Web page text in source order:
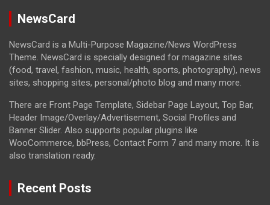
NewsCard
NewsCard is a Multi-Purpose Magazine/News WordPress
Theme. NewsCard is specially designed for magazine sites
(food, travel, fashion, music, health, sports, photography), news
sites, shopping sites, personal/photo blog and many more.
There are Front Page Template, Sidebar Page Layout, Top Bar,
Header Image/Overlay/Advertisement, Social Profiles and
Banner Slider. Also supports popular plugins like
WooCommerce, bbPress, Contact Form 7 and many more. It is
also translation ready.
Recent Posts